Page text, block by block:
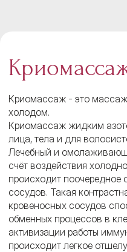
Криомассаж - это
холодом.
Криомассаж жидким
лица, тела и для
Лечебный и
счёт воздействия
происходит
сосудов. Такая
кровеносных сосудов
обменных процессов в
активизации работы
происходит легкое